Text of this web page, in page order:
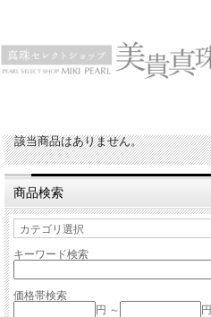
該当商品はありません。
商品検索
キーワード検索
価格帯検索
円 ～
円